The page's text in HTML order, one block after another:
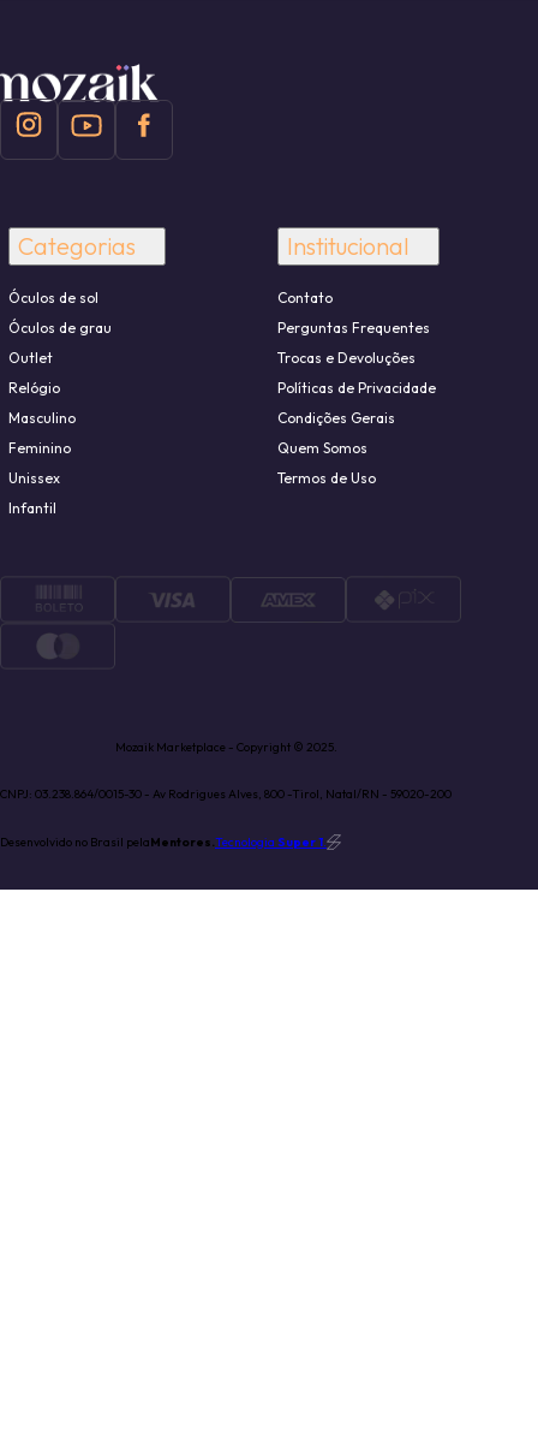
Categorias
Óculos de sol
Óculos de grau
Outlet
Relógio
Masculino
Feminino
Unissex
Infantil
Institucional
Contato
Perguntas Frequentes
Trocas e Devoluções
Políticas de Privacidade
Condições Gerais
Quem Somos
Termos de Uso
Mozaik Marketplace - Copyright © 2025.
CNPJ: 03.238.864/0015-30 - Av Rodrigues Alves, 800 -Tirol, Natal/RN - 59020-200
Desenvolvido no Brasil pelaMentores.Tecnologia Super 1.